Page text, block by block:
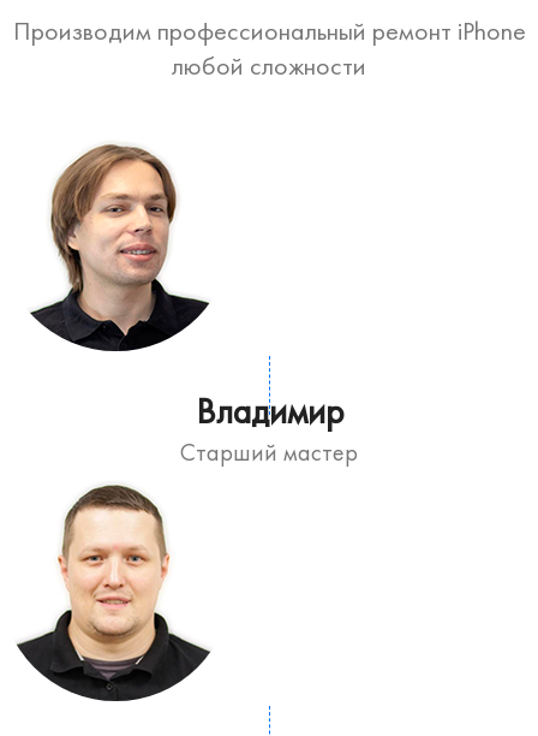
Производим профессиональный ремонт iPhone
любой сложности
Владимир
Старший мастер